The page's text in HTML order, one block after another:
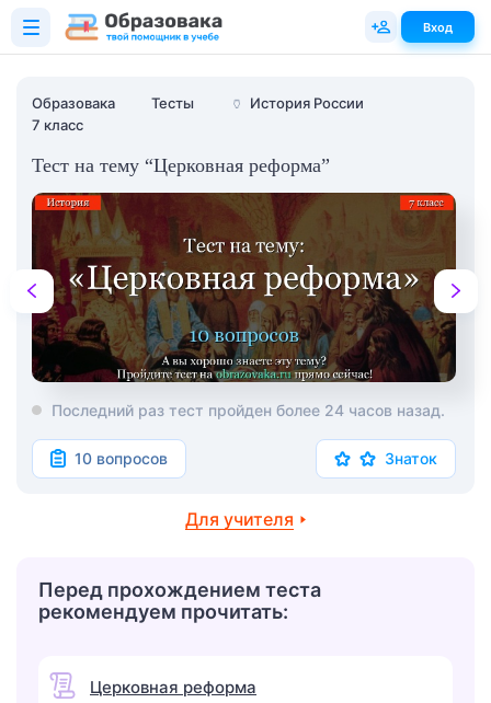
Образовака Тесты 🏺
История России
7 класс
Тест на тему “Церковная реформа”
Последний раз тест пройден более 24 часов назад.
10 вопросов Знаток
Для учителя
Перед прохождением теста
рекомендуем прочитать:
Церковная реформа
Вход